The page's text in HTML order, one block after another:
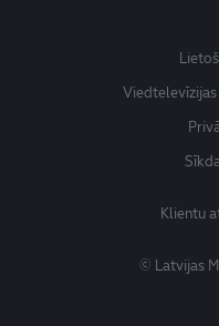
Klientu
© Latvijas